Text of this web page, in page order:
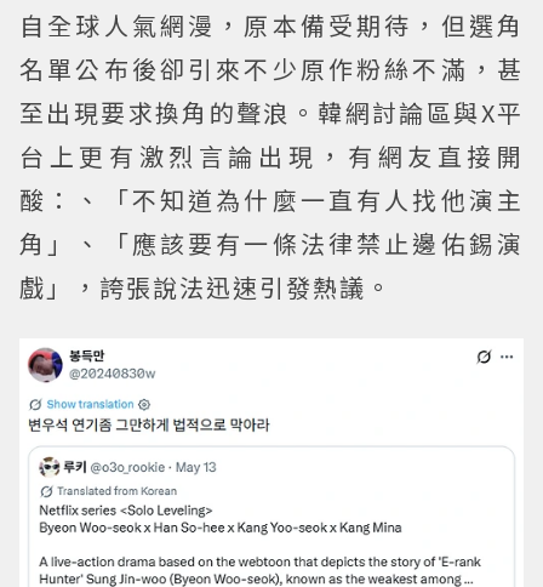
自全球人氣網漫，原本備受期待，但選角
名單公布後卻引來不少原作粉絲不滿，甚
至出現要求換角的聲浪。韓網討論區與X平
台上更有激烈言論出現，有網友直接開
酸：、「不知道為什麼一直有人找他演主
角」、「應該要有一條法律禁止邊佑錫演
戲」，誇張說法迅速引發熱議。